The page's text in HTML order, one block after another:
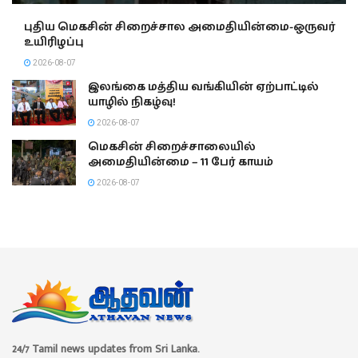
புதிய மெகசின் சிறைச்சால அமைதியின்மை-ஒருவர்
உயிரிழப்பு
2026-08-07
இலங்கை மத்திய வங்கியின் ஏற்பாட்டில்
யாழில் நிகழ்வு!
2026-08-07
மெகசின் சிறைச்சாலையில்
அமைதியின்மை – 11 பேர் காயம்
2026-08-07
24/7 Tamil news updates from Sri Lanka.